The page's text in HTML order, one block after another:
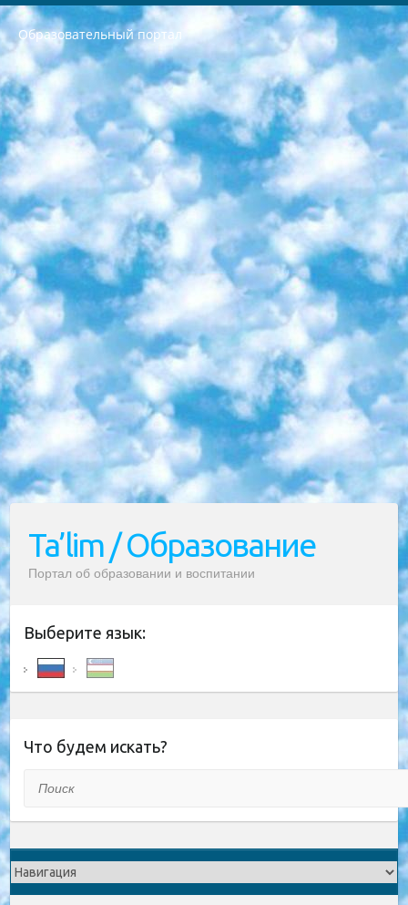
Образовательный портал
РЕСПУБЛИКА УЗБЕКИСТАН МИНИСТРЕРСТВО ДОШКОЛЬНОГО И ШКОЛЬНОГО ОБРАЗОВАНИЯ КОМАНДА в общеобразовательных учреждениях в 2023-2024 учебном году организация и проведение итоговой государственной аттестации обучающихся о Министра дошкольного и школьного образования Республики Узбекистан от 4 марта 2008 года (постановлением Минюста от 20 марта 2008 года № 1778 государственной регистрации) «Итоговое состояние учащихся общего среднего образования на основании положения об утверждении положения об аттестации общего среднего образования выпускной экзамен студентов в образовательных учреждениях в 2023-2024 учебном году В целях организации и прохождения аттестации приказываю: 1. Следующее: перечень предметов, по которым будет проводиться итоговая государственная аттестация и экзамен формы перевода согласно приложению 1; сертификаты международного образца, оценивающие уровень владения иностранными языками перечень согласно приложению 2; 2. Педагогический при специализированных образовательных учреждениях. научно-практический центр квалификации и международной оценки (Д.Давидова) 2024 г. До 25 марта: задания по предметам, по которым будет проводиться итоговая аттестация разработка и утверждение технических условий; итоговая аттестация на основании разработанного предметного задания разработка вопросов по предметам (устно и письменно), экзамен передача; общеобразовательные средние школы и специальные учебные заведения учащиеся выпускных классов школ и интернатов в агентской системе подготовка базы данных экзаменационных материалов и критериев оценки; перевод базы экзаменационных материалов на все языки обучения подать в Республиканский образовательный центр для изготовления; варианты экзаменов на основе разработанных контрольных материалов пусть будут поставлены задачи формирования. 3. Республиканский образовательный центр (Ш.Худайкулов) до 5 апреля 2024 года. до: база данных предоставленных экзаменационных материалов на все языки обучения перевод и экспертиза; для слепых, слабовидящих, глухих, слабослышащих и умственно отсталых детей учащиеся выпускных классов специализированных школ и школ-интернатов база данных экзаменационных материалов на всех преподаваемых языках подготовка критериев оценки; специализированные школы для умственно отсталых детей и технологии для учащихся выпускных классов школ-интернатов разработка соответствующих рекомендаций и критериев проведения ЕГЭ по естествознанию давать задания. 4. Педагогический при специализированных образовательных учреждениях. Научно-практический центр навыков и международной оценки (Д.Давидова), Республика образовательный центр (Худайкулов Ш.) итоговый государственный аттестационный экзамен ориентирован на творческое и логическое мышление при подготовке базы материалов учитывать введение заданий. 5. Следует отметить, что: сертификат государственного образца о знании общеобразовательного предмета и как минимум национальный уровень B1 по предметам на иностранных языках, указанным в Приложении 2. или международно признанный сертификат эквивалентного уровня студенты, изучающие определенный предмет, освобождаются от экзамена; по соответствующим предметам запланирована итоговая государственная аттестация за день до дня, путем жеребьевки Рабочей группой (в письменной форме по предметам, проводимым в форме) из числа сформированных вариантов выбрано 2 варианта; 2 выбранных варианта экзамена анонсированы на официальном сайте министерства и все выпускники по всей стране на основе этих вариантов проводит итоговую государственную аттестацию. 6. Государственное образование учащихся средних общеобразовательных учреждений. знания в соответствии с квалификационными требованиями, которые необходимо приобрести на основании стандартов итоговый (выпускной) контроль для 9 и 11 классов в целях тестирования Экзамены (далее – экзамены) состоят из предметов, перечисленных в приложении 1. будет сделано. 7. Экзамены пройдут с 26 мая по 15 июня 2024 г. (кроме науки физического воспитания). 8. Физическая для учащихся 9 классов общесредних образовательных учреждений. Экзамены по предмету «Образование, квалификация медицина» 1-6 мая 2024 года. сотрудники перевести под присмотр (с отклонениями в физическом или умственном развитии) специализированная школа для детей, школы-интернаты и со сколиозом школы-интернаты санаторного типа для больных детей исключены). 9. Он был слепым, слабовидящим и имел нарушения опорно-двигательного аппарата. экзамены в специализированных школах и интернатах для детей должны проводиться исходя из требований, предъявляемых к общеобразовательным учреждениям (физкультура кроме науки). 10. Специализированная школа для глухих и слабослышащих детей. и экзамены в интернатах и быть реализован в виде письменного теста по математике. 11. Специальность для умственно отсталых детей. Для 9 класса Родной язык и литературное письмо Государственный язык (язык обучения – узбекский). для неклассов) написано Математическое письмо Письменная/устная история Узбекистана Физическое воспитание практично Итоговый контроль Для 11 класса Написание родного языка и литературы (эссе) Математическое письмо Узбекский язык (обучение на узбекском языке) не посещающее общее среднее образование для учреждений)/Образовательное учреждение выбор письменный и устный Иностранный язык письменный/устный Письменная/устная история Узбекистана *По выбору студента:  Химия  Физика  Основы государственного права  География 10 бесплатных образовательных ресурсов - Мы составили подборку онлайн-проектов с интерактивными упражнениями, видеолекциями и статьями. Они помогут вам обрести новые и освежить старые знания бесплатно. 1. «ИНТУИТ» Старейшая образовательная площадка Рунета. Здесь вы найдёте сотни текстовых и видеокурсов на десятки различных тем — от программирования до психологии. Многие курсы подготовлены российскими университетами и крупными международными компаниями вроде Intel и Microsoft. Самостоятельное обучение бесплатное, но желающие могут оплатить услуги персональных наставников. 2. «Смартия» знакомит с актуальными профессиями и подсказывает, как им обучаться. Выбрав заинтересовавшую вас специальность — SMM-специалист, фотограф, веб-дизайнер или другую, — увидите список необходимых для неё умений. Чтобы вы могли освоить их самостоятельно, для каждого умения площадка отображает подборку ссылок на учебные материалы. Хотя «Смартия» ориентируется на русскоязычную аудиторию, часть контента всё же доступна только на английском. 3. «Лекторий Физтеха» Проект Московского физико-технического института (Физтеха). С его помощью вы можете смотреть онлайн серии лекций, записанные на видео в этом вузе. В числе доступных предметов — физика, биология, химия, информационные технологии и другие. К некоторым лекциям администрация ресурса прилагает готовые конспекты, которые можно скачивать в PDF-формате. 4. ITMOcourses Онлайн-площадка Санкт-Петербургского национального исследовательского университета информационных технологий, механики и оптики (ИТМО). Ресурс предоставляет свободный доступ к курсам, разработанным в этом вузе. Каталог материалов разбит на четыре категории: «Оптические системы и технологии», «Приборостроение и робототехника», «Информационные технологии» и «Биотехнологии». Курсы состоят из видеолекций, интерактивных демонстраций и заданий. 5. «КиберЛенинка» Электронная научная библиотека открытого доступа. Каталог площадки регулярно обрастает текстами статей из различных научных изданий. Сгруппированные по журналам и рубрикам публикации можно читать онлайн или скачивать целиком в PDF-формате. Проект нацелен на популяризацию науки за счёт открытого доступа к качественной информации. 6. «ПостНаука» На этом ресурсе публикуют подборки видеолекций, составленные экспертами из разных отраслей и объединённые общими темами. Среди них, к примеру, есть серии «Биоинформатика и геномика», «Культура средневековой Скандинавии» и Cinema Studies о теории кино. Каждая подборка лекций — логически связанная история, рассказанная экспертом от первого лица. Кроме того, на сайте появляются научно-образовательные статьи и тесты на разные темы. 7. «Newочём» Команда проекта «Newочём» отбирает самые интересные тексты из англоязычных СМИ и переводит те из них, за которые голосуют участники сообщества «ВКонтакте». По большей части это научно-популярные статьи. Редакторы придумывают лишь заголовки, в остальном содержание переводов соответствует оригиналам. Полные тексты можно читать прямо в социальной сети. 8. InternetUrok Онлайн-база материалов по основным дисциплинам школьной программы. Информация на сайте структурирована по классам, предметам и темам (урокам). Каждый урок состоит из видеолекций и конспектов. Есть также интерактивные тренажёры и тесты для закрепления пройденного материала. Даже если вы давно окончили школу, возможность повторить программу старших классов всегда может пригодиться. 9. Edutainme Ещё один ресурс об образовании. В отличие от Newtonew, как мне кажется, Edutainme больше ориентируется на представителей индустрии: педагогов, предпринимателей, разработчиков образовательных проектов. Но и любой, кто просто стремится к саморазвитию, найдёт на сайте много полезного и интересного для себя. Например, информацию о новых курсах и образовательных сервисах. 10. Newtonew Онлайн-медиа об образовании и обучении в широком смысле. Авторы Newtonew пишут об инструментах, заведениях, тактиках и стратегиях, которые помогают учить других и получать новые знания самостоятельно. На этой площадке вы найдёте новости, обзоры, аналитические мат
Ta’lim / Образование
Портал об образовании и воспитании
Выберите язык:
Что будем искать?